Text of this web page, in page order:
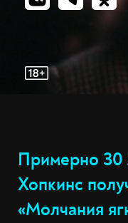
Примерно 30
Хопкинс
«Молчания